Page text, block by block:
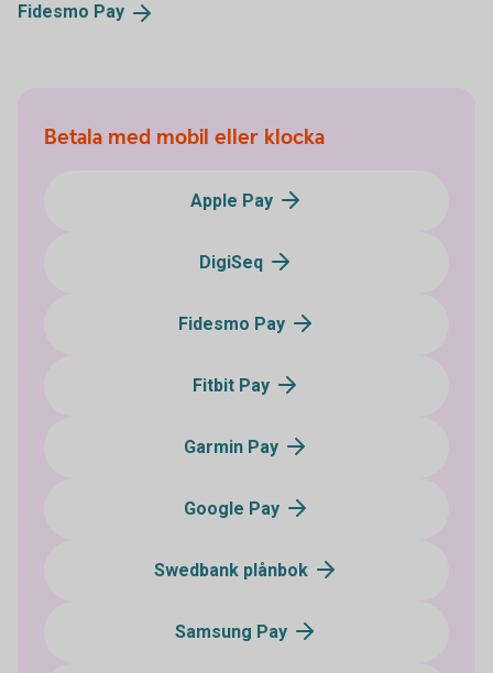
Fidesmo Pay
Betala med mobil eller klocka
Apple Pay
DigiSeq
Fidesmo Pay
Fitbit Pay
Garmin Pay
Google Pay
Swedbank plånbok
Samsung Pay